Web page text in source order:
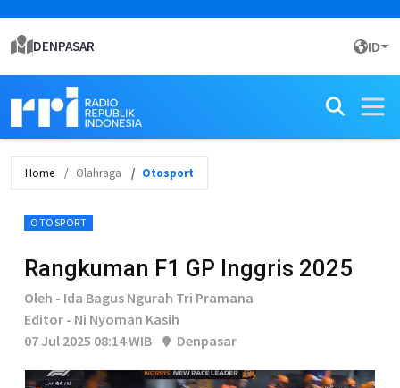
DENPASAR ID
Home Olahraga Otosport
OTOSPORT
Rangkuman F1 GP Inggris 2025
Oleh - Ida Bagus Ngurah Tri Pramana
Editor - Ni Nyoman Kasih
07 Jul 2025 08:14 WIB
Denpasar